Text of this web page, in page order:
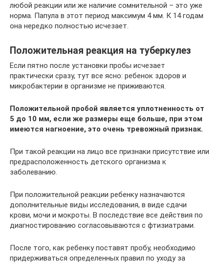
любой реакции или же наличие сомнительной – это уже
норма. Папула в этот период максимум 4 мм. К 14 годам
она нередко полностью исчезает.
Положительная реакция на туберкулез
Если пятно после установки пробы исчезает
практически сразу, тут все ясно: ребенок здоров и
микробактерии в организме не приживаются.
Положительной пробой является уплотненность от
5 до 10 мм, если же размеры еще больше, при этом
имеются нагноение, это очень тревожный признак.
При такой реакции на лицо все признаки присутствие или
предрасположенность детского организма к
заболеванию.
При положительной реакции ребенку назначаются
дополнительные виды исследования, в виде сдачи
крови, мочи и мокроты. В последствие все действия по
диагностированию согласовываются с фтизиатрами.
После того, как ребенку поставят пробу, необходимо
придерживаться определенных правил по уходу за